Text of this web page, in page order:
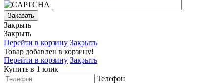
Заказать
Закрыть
Закрыть
Перейти в корзину Закрыть
Товар добавлен в корзину!
Перейти в корзину Закрыть
Купить в 1 клик
Телефон